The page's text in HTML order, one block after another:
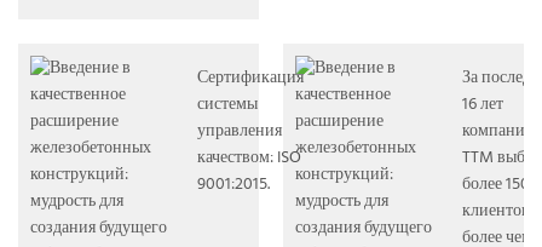
Сертификация
системы
управления
качеством: ISO
9001:2015.
За
16 лет
компанию
TTM
более 1500
клиентов
более чем